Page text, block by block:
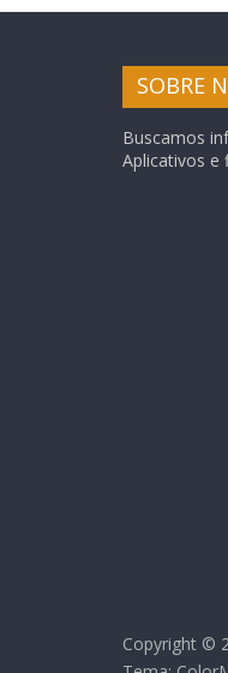
SOBRE
Buscamos
Aplicativos e
Copyright ©